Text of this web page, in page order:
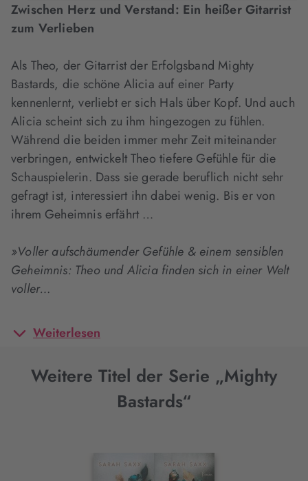
Zwischen Herz und Verstand: Ein heißer Gitarrist
zum Verlieben
Als Theo, der Gitarrist der Erfolgsband Mighty
Bastards, die schöne Alicia auf einer Party
kennenlernt, verliebt er sich Hals über Kopf. Und auch
Alicia scheint sich zu ihm hingezogen zu fühlen.
Während die beiden immer mehr Zeit miteinander
verbringen, entwickelt Theo tiefere Gefühle für die
Schauspielerin. Dass sie gerade beruflich nicht sehr
gefragt ist, interessiert ihn dabei wenig. Bis er von
ihrem Geheimnis erfährt …
»Voller aufschäumender Gefühle & einem sensiblen
Geheimnis: Theo und Alicia finden sich in einer Welt
voller…
Weiterlesen
Weitere Titel der Serie „Mighty
Bastards“